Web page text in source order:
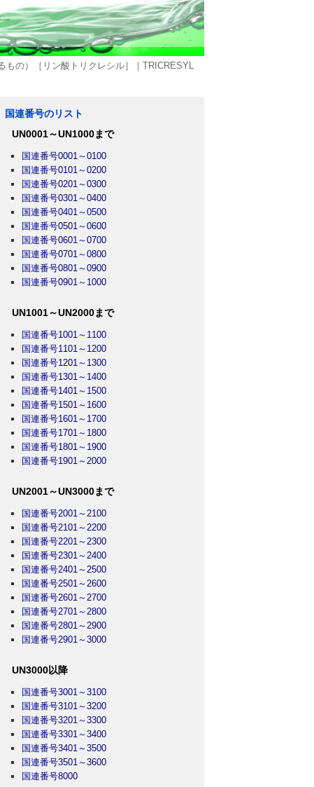
もの）［リン酸トリクレシル］｜TRICRESYL
国連番号のリスト
UN0001～UN1000まで
国連番号0001～0100
国連番号0101～0200
国連番号0201～0300
国連番号0301～0400
国連番号0401～0500
国連番号0501～0600
国連番号0601～0700
国連番号0701～0800
国連番号0801～0900
国連番号0901～1000
UN1001～UN2000まで
国連番号1001～1100
国連番号1101～1200
国連番号1201～1300
国連番号1301～1400
国連番号1401～1500
国連番号1501～1600
国連番号1601～1700
国連番号1701～1800
国連番号1801～1900
国連番号1901～2000
UN2001～UN3000まで
国連番号2001～2100
国連番号2101～2200
国連番号2201～2300
国連番号2301～2400
国連番号2401～2500
国連番号2501～2600
国連番号2601～2700
国連番号2701～2800
国連番号2801～2900
国連番号2901～3000
UN3000以降
国連番号3001～3100
国連番号3101～3200
国連番号3201～3300
国連番号3301～3400
国連番号3401～3500
国連番号3501～3600
国連番号8000